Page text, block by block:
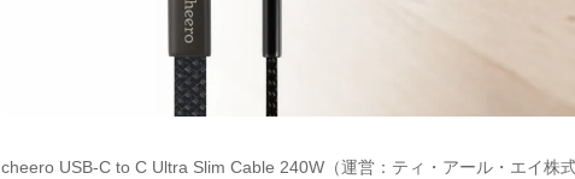
cheero USB-C to C Ultra Slim Cable 240W（運営：ティ・アール・エイ株